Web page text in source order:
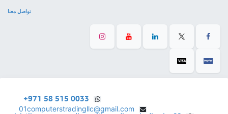
تواصل معنا
+971 58 515 0033
01computerstradingllc@gmail.com